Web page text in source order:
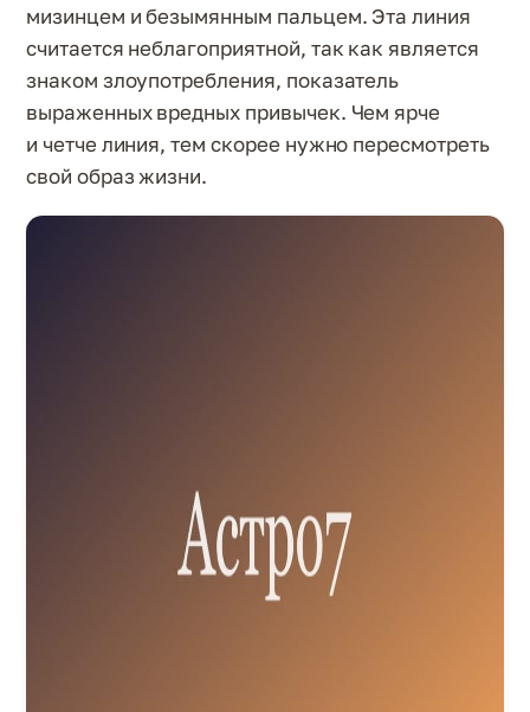
мизинцем и безымянным пальцем. Эта линия
считается неблагоприятной, так как является
знаком злоупотребления, показатель
выраженных вредных привычек. Чем ярче
и четче линия, тем скорее нужно пересмотреть
свой образ жизни.